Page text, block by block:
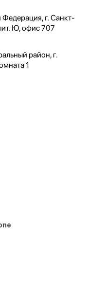
г. Санкт-
Ю, офис 707
район, г.
1